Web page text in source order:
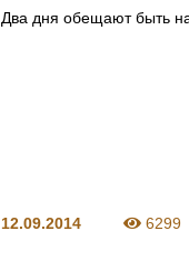
Два дня обещают быть
12.09.2014 6299